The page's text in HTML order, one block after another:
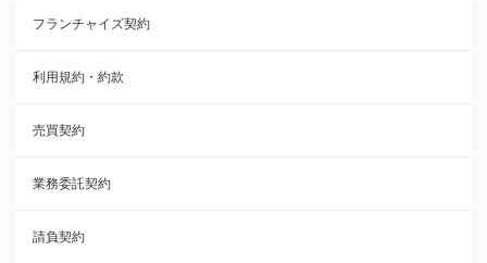
利用規約・約款
覚書・合意書・同意書
承諾書
雇用契約
その他契約・書面
フランチャイズ契約
利用規約・約款
売買契約
業務委託契約
請負契約